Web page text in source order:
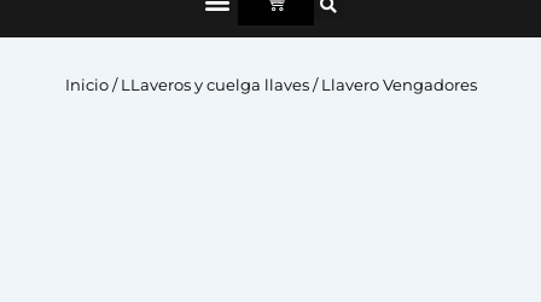
Inicio/LLaveros y cuelga llaves/ Llavero Vengadores